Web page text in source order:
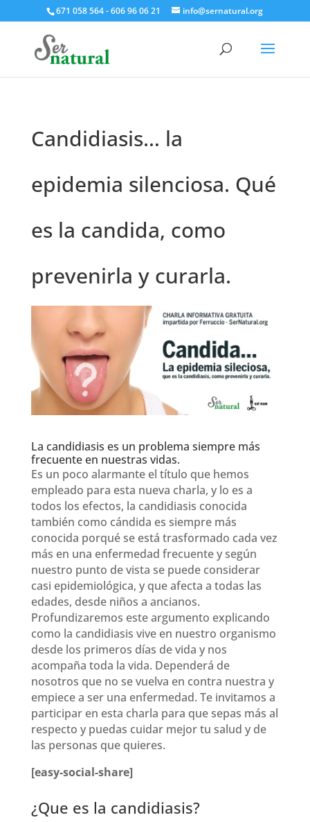
671 058 564 - 606 96 06 21 info@sernatural.org
Candidiasis… la
epidemia silenciosa. Qué
es la candida, como
prevenirla y curarla.
La candidiasis es un problema siempre más
frecuente en nuestras vidas.
Es un poco alarmante el título que hemos
empleado para esta nueva charla, y lo es a
todos los efectos, la candidiasis conocida
también como cándida es siempre más
conocida porqué se está trasformado cada vez
más en una enfermedad frecuente y según
nuestro punto de vista se puede considerar
casi epidemiológica, y que afecta a todas las
edades, desde niños a ancianos.
Profundizaremos este argumento explicando
como la candidiasis vive en nuestro organismo
desde los primeros días de vida y nos
acompaña toda la vida. Dependerá de
nosotros que no se vuelva en contra nuestra y
empiece a ser una enfermedad. Te invitamos a
participar en esta charla para que sepas más al
respecto y puedas cuidar mejor tu salud y de
las personas que quieres.
[easy-social-share]
¿Que es la candidiasis?